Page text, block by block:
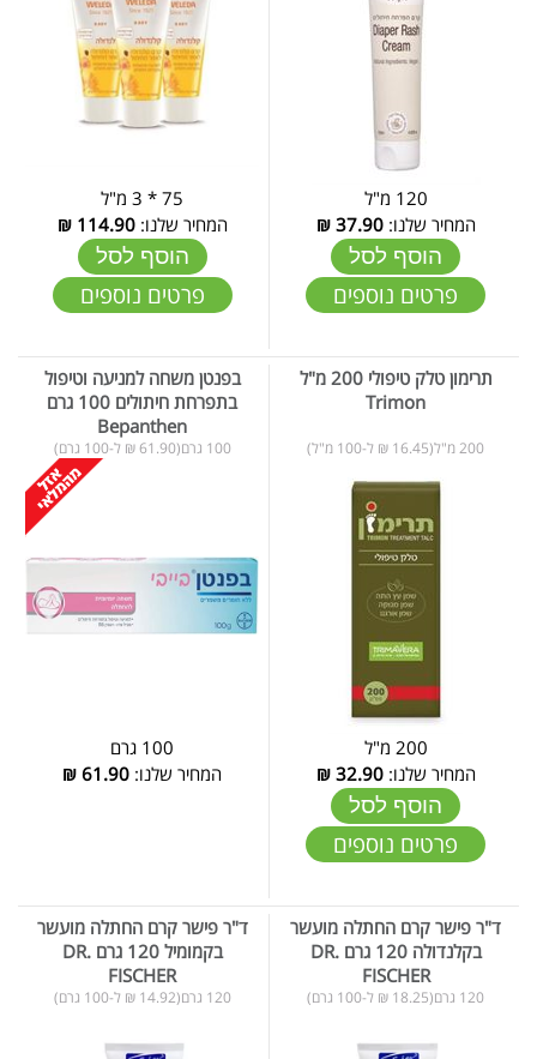
120 מ"ל
המחיר שלנו:37.90
₪
הוסף לסל
פרטים נוספים
75 * 3 מ"ל
המחיר שלנו:114.90
₪
הוסף לסל
פרטים נוספים
תרימון טלק טיפולי 200 מ"ל
Trimon
200 מ"ל(16.45 ₪ ל-100 מ"ל)
200 מ"ל
המחיר שלנו:32.90
₪
הוסף לסל
פרטים נוספים
בפנטן משחה למניעה וטיפול
בתפרחת חיתולים 100 גרם
Bepanthen
100 גרם(61.90 ₪ ל-100 גרם)
100 גרם
המחיר שלנו: 61.90
₪
ד"ר פישר קרם החתלה מועשר
בקלנדולה 120 גרם DR.
FISCHER
120 גרם(18.25 ₪ ל-100 גרם)
ד"ר פישר קרם החתלה מועשר
בקמומיל 120 גרם DR.
FISCHER
120 גרם(14.92 ₪ ל-100 גרם)